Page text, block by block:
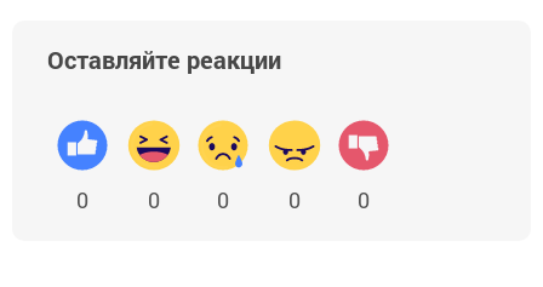
Оставляйте реакции
0 0 0 0 0